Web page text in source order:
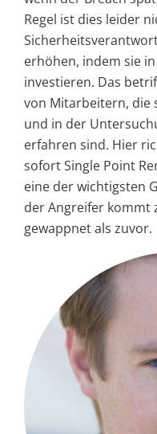
Regel ist dies leider
erhöhen, indem sie
investieren. Das
von Mitarbeitern, die
und in der
erfahren sind. Hier
sofort Single Point
eine der wichtigsten
der Angreifer kommt
gewappnet als zuvor.